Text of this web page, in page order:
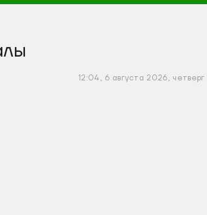
12:04, 6 августа 2026, четверг